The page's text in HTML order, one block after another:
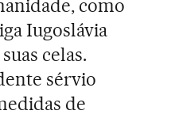
como
Iugoslávia
celas.
sérvio
de